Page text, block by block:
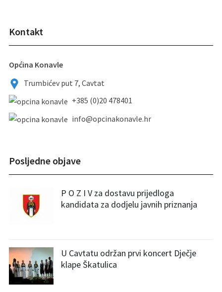
Kontakt
Općina Konavle
Trumbićev put 7, Cavtat
+385 (0)20 478401
info@opcinakonavle.hr
Posljedne objave
P O Z I V za dostavu prijedloga
kandidata za dodjelu javnih priznanja
U Cavtatu održan prvi koncert Dječje
klape Škatulica